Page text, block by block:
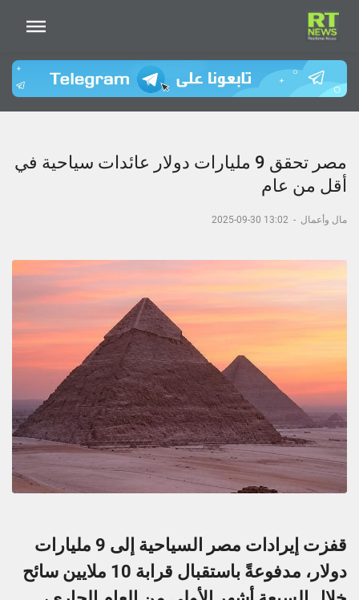
مصر تحقق 9 مليارات دولار عائدات سياحية في
أقل من عام
مال وأعمال -
13:02 30-09-2025
قفزت إيرادات مصر السياحية إلى 9 مليارات
دولار، مدفوعةً باستقبال قرابة 10 ملايين سائح